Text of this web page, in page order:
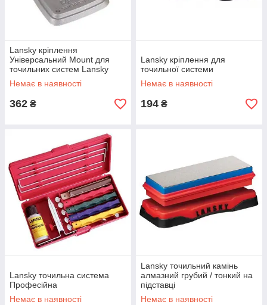
Lansky кріплення
Універсальний Mount для
точильних систем Lansky
Немає в наявності
362 ₴
Lansky кріплення для
точильної системи
Немає в наявності
194 ₴
Lansky точильна система
Професійна
Немає в наявності
Lansky точильний камінь
алмазний грубий / тонкий на
підставці
Немає в наявності